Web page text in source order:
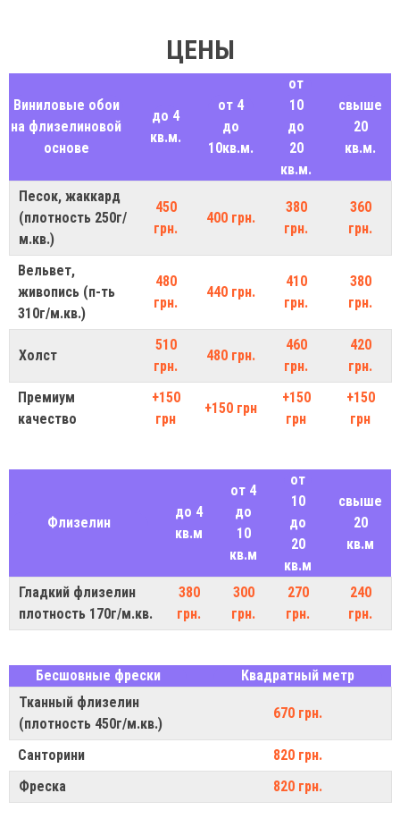
ЦЕНЫ
Виниловые обои
на флизелиновой
основе
до 4
кв.м.
от 4
до
10кв.м.
от
10
до
20
кв.м.
свыше
20
кв.м.
Песок, жаккард
(плотность 250г/
м.кв.)
450
грн.
400 грн.
380
грн.
360
грн.
Вельвет,
живопись (п-ть
310г/м.кв.)
480
грн.
440 грн.
410
грн.
380
грн.
Холст
510
грн.
480 грн.
460
грн.
420
грн.
Премиум
качество
+150
грн
+150 грн
+150
грн
+150
грн
Флизелин
до 4
кв.м
от 4
до
10
кв.м
от
10
до
20
кв.м
свыше
20
кв.м
Гладкий флизелин
плотность 170г/м.кв.
380
грн.
300
грн.
270
грн.
240
грн.
Бесшовные фрески
Квадратный метр
Тканный флизелин
(плотность 450г/м.кв.)
670 грн.
Санторини
820 грн.
Фреска
820 грн.